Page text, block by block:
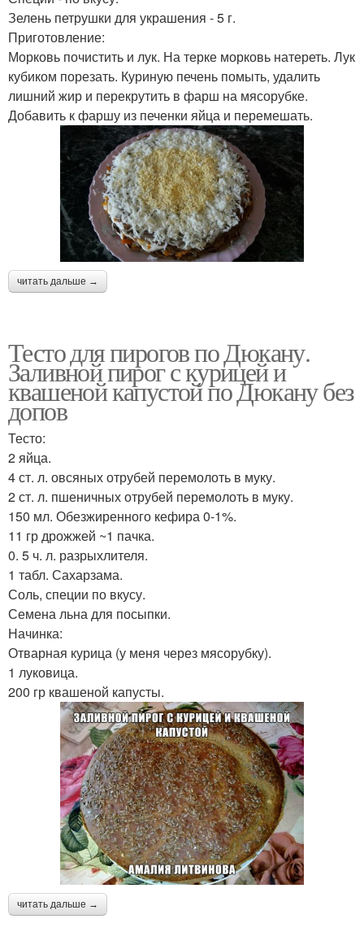
Зелень петрушки для украшения - 5 г.
Приготовление:
Морковь почистить и лук. На терке морковь натереть. Лук
кубиком порезать. Куриную печень помыть, удалить
лишний жир и перекрутить в фарш на мясорубке.
Добавить к фаршу из печенки яйца и перемешать.
читать дальше →
Тесто для пирогов по Дюкану.
Заливной пирог с курицей и
квашеной капустой по Дюкану без
допов
Тесто:
2 яйца.
4 ст. л. овсяных отрубей перемолоть в муку.
2 ст. л. пшеничных отрубей перемолоть в муку.
150 мл. Обезжиренного кефира 0-1%.
11 гр дрожжей ~1 пачка.
0. 5 ч. л. разрыхлителя.
1 табл. Сахарзама.
Соль, специи по вкусу.
Семена льна для посыпки.
Начинка:
Отварная курица (у меня через мясорубку).
1 луковица.
200 гр квашеной капусты.
читать дальше →